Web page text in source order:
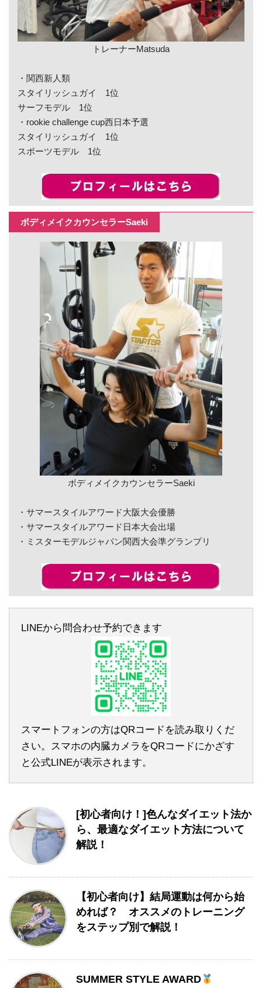
トレーナーMatsuda
・関西新人類
スタイリッシュガイ 1位
サーフモデル 1位
・rookie challenge cup西日本予選
スタイリッシュガイ 1位
スポーツモデル 1位
ボディメイクカウンセラーSaeki
ボディメイクカウンセラーSaeki
・サマースタイルアワード大阪大会優勝
・サマースタイルアワード日本大会出場
・ミスターモデルジャパン関西大会準グランプリ
LINEから問合わせ予約できます
スマートフォンの方はQRコードを読み取りくだ
さい。スマホの内臓カメラをQRコードにかざす
と公式LINEが表示されます。
[初心者向け！]色んなダイエット法か
ら、最適なダイエット方法について
解説！
【初心者向け】結局運動は何から始
めれば？ オススメのトレーニング
をステップ別で解説！
SUMMER STYLE AWARD